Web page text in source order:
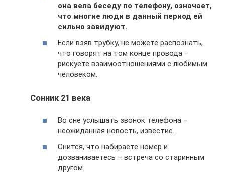
она вела беседу по телефону, означает,
что многие люди в данный период ей
сильно завидуют.
Если взяв трубку, не можете распознать,
что говорят на том конце провода –
рискуете взаимоотношениями с любимым
человеком.
Сонник 21 века
Во сне услышать звонок телефона –
неожиданная новость, известие.
Снится, что набираете номер и
дозваниваетесь – встреча со старинным
другом.